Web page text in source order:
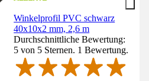
Winkelprofil PVC schwarz
40x10x2 mm, 2,6 m
Durchschnittliche Bewertung:
5 von 5 Sternen. 1 Bewertung.